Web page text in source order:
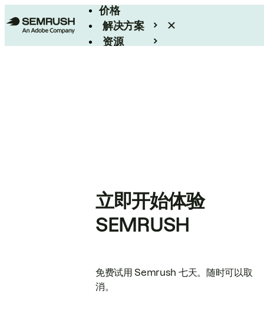
价格
解决方案
资源
立即开始体验
SEMRUSH
免费试用 Semrush 七天。随时可以取
消。